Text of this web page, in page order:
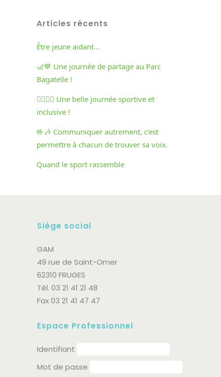
Articles récents
Être jeune aidant…
🎢💙 Une journée de partage au Parc
Bagatelle !
🏃‍♀️🏃‍♂️ Une belle journée sportive et
inclusive !
🤟🎶 Communiquer autrement, c’est
permettre à chacun de trouver sa voix.
Quand le sport rassemble
Siège social
GAM
49 rue de Saint-Omer
62310 FRUGES
Tél. 03 21 41 21 48
Fax 03 21 41 47 47
Espace Professionnel
Identifiant
Mot de passe